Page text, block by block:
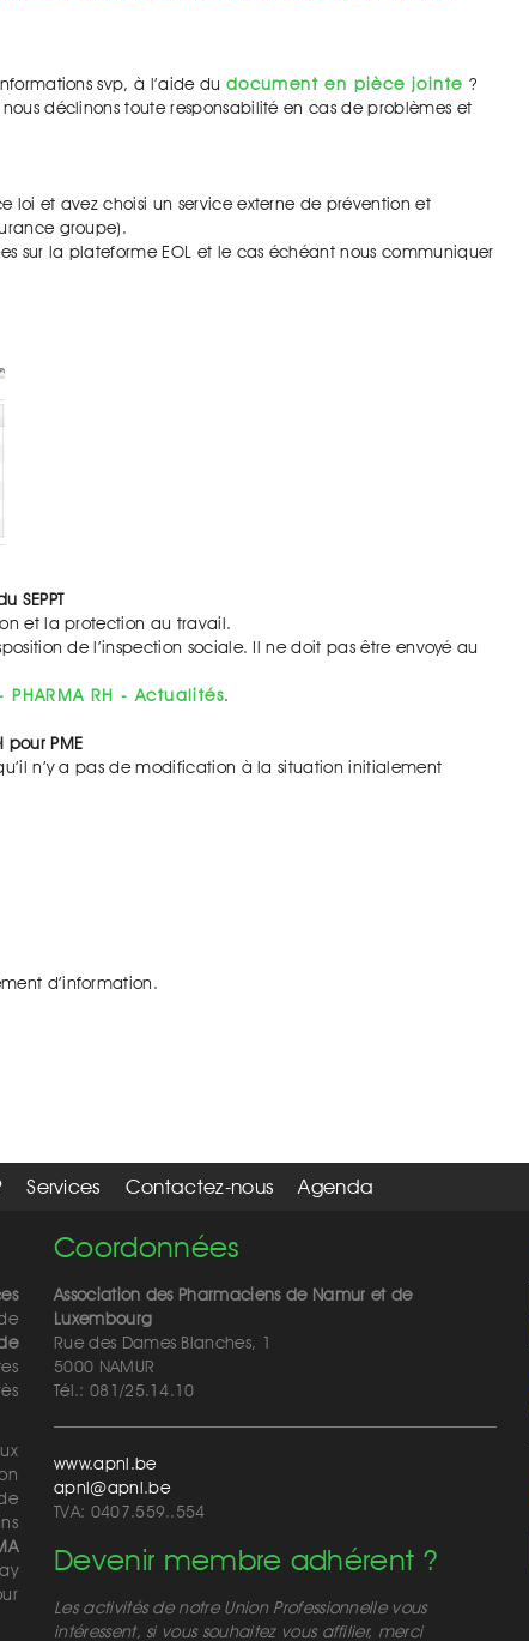
svp, à l’aide du document en pièce jointe ?
déclinons toute responsabilité en cas de problèmes et
loi et avez choisi un service externe de prévention et
groupe).
sur la plateforme EOL et le cas échéant nous communiquer
SEPPT
et la protection au travail.
de l’inspection sociale. Il ne doit pas être envoyé au
PHARMA RH - Actualités.
pour PME
n’y a pas de modification à la situation initialement
d’information.
Services Contactez-nous Agenda
Coordonnées
Association des Pharmaciens de Namur et de
Luxembourg
Rue des Dames Blanches, 1
5000 NAMUR
Tél.: 081/25.14.10
www.apnl.be
apnl@apnl.be
TVA: 0407.559..554
Devenir membre adhérent ?
Les activités de notre Union Professionnelle vous
intéressent, si vous souhaitez vous affilier, merci